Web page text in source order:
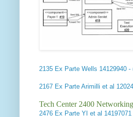
2135 Ex Parte Wells 14129940
2167 Ex Parte Arimilli et al
Tech Center 2400
2476 Ex Parte YI et al